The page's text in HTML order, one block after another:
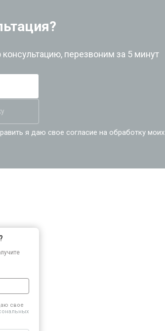
перезвоним за 5 минут
я даю свое согласие на обработку моих
свое